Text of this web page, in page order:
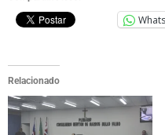
Relacionado